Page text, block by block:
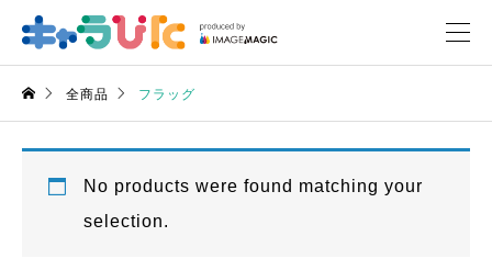
全商品 フラッグ
No products were found matching your
selection.